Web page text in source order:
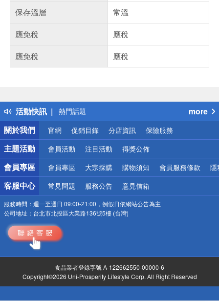
保存溫層
常溫
應免稅
應稅
應免稅
應稅
活動快訊
得獎公告
熱門話題
銀行優惠
偏遠地區配送
詐騙網頁！請小心！
more
關於我們
官網 促銷目錄 分店資訊 保險服務
主題活動 會員活動 注目活動 得獎公佈
會員專區 會員專區 大宗採購 購物須知 會員服務條款 隱
客服中心 常見問題 服務公告 意見信箱
服務時間： 週一至週日 09:00-21:00，例假日依網站公告為主
公司地址： 台北市北投區大業路136號5樓 (台灣)
食品業者登錄字號 A-122662550-00000-6
Copyright©2026 Uni-Prosperity Lifestyle Corp. All Right Reserved